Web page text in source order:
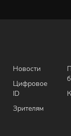
Новости
Цифровое
ID
Зрителям